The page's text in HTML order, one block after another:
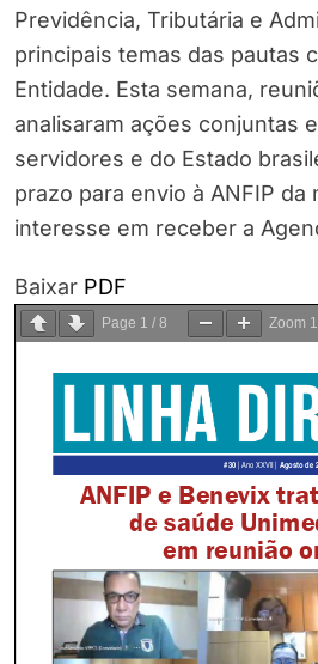
Previdência, Tributária e
principais temas das pautas
Entidade. Esta semana,
analisaram ações conjuntas
servidores e do Estado
prazo para envio à ANFIP da
interesse em receber a
Baixar PDF
Page 1 / 8 Zoom